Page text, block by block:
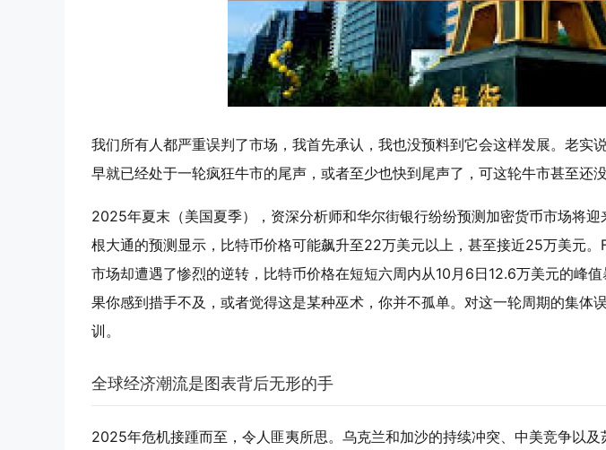
我们所有人都严重误判了市场，我首先承认，我也没预料到它会这样发展。老实
早就已经处于一轮疯狂牛市的尾声，或者至少也快到尾声了，可这轮牛市甚至还没
2025年夏末（美国夏季），资深分析师和华尔街银行纷纷预测加密货币市场将迎
根大通的预测显示，比特币价格可能飙升至22万美元以上，甚至接近25万美元。
市场却遭遇了惨烈的逆转，比特币价格在短短六周内从10月6日12.6万美元的峰
果你感到措手不及，或者觉得这是某种巫术，你并不孤单。对这一轮周期的集体
训。
全球经济潮流是图表背后无形的手
2025年危机接踵而至，令人匪夷所思。乌克兰和加沙的持续冲突、中美竞争以